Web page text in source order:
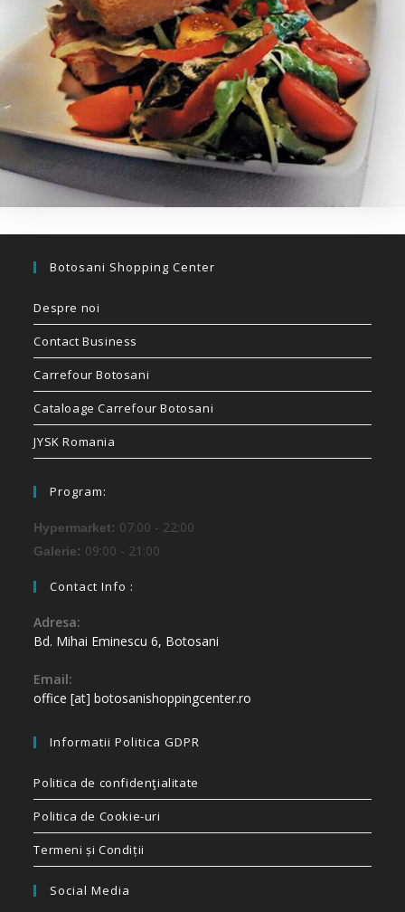
Botosani Shopping Center
Despre noi
Contact Business
Carrefour Botosani
Cataloage Carrefour Botosani
JYSK Romania
Program:
Hypermarket: 07:00 - 22:00
Galerie: 09:00 - 21:00
Contact Info :
Adresa:
Bd. Mihai Eminescu 6, Botosani
Email:
office [at] botosanishoppingcenter.ro
Informatii Politica GDPR
Politica de confidenţialitate
Politica de Cookie-uri
Termeni și Condiții
Social Media